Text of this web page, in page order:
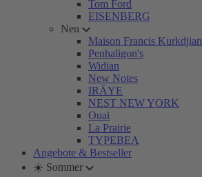
Tom Ford
EISENBERG
Neu
Maison Francis Kurkdjian
Penhaligon's
Widian
New Notes
IRÄYE
NEST NEW YORK
Ouai
La Prairie
TYPEBEA
Angebote & Bestseller
☀️ Sommer